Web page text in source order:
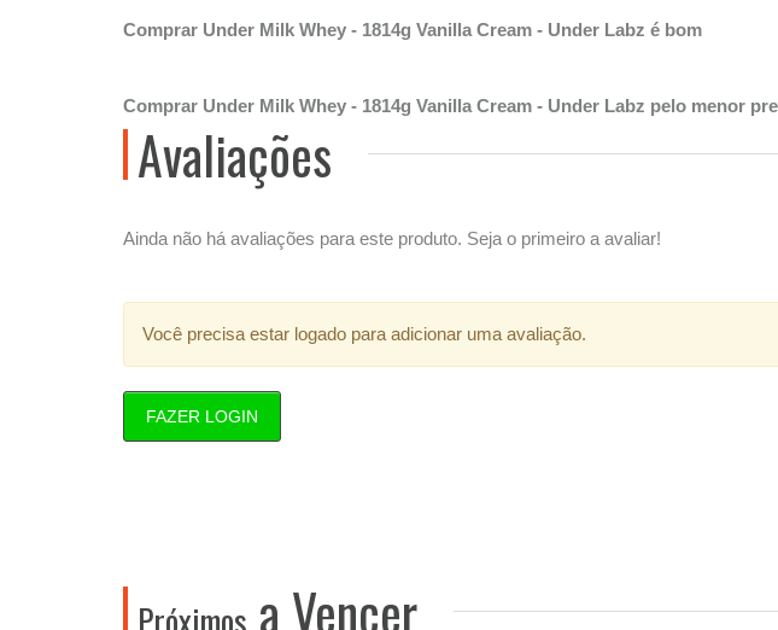
Comprar Under Milk Whey - 1814g Vanilla Cream - Under Labz é bom
Comprar Under Milk Whey - 1814g Vanilla Cream - Under Labz pelo menor
Avaliações
Ainda não há avaliações para este produto. Seja o primeiro a avaliar!
Você precisa estar logado para adicionar uma avaliação.
FAZER LOGIN
Próximos a Vencer